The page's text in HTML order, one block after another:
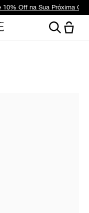
Off na Sua Próxima